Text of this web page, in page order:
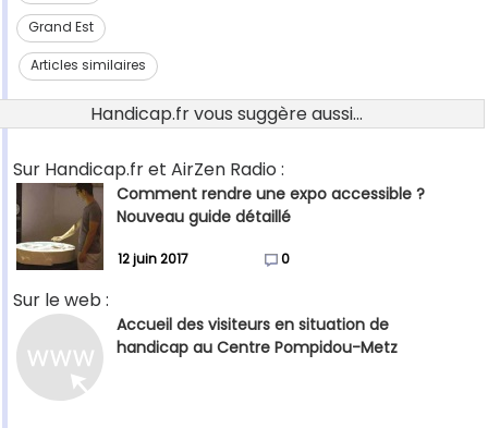
Grand Est
Articles similaires
Handicap.fr vous suggère aussi...
Sur Handicap.fr et AirZen Radio :
Comment rendre une expo accessible ?
Nouveau guide détaillé
12 juin 2017 0
Sur le web :
Accueil des visiteurs en situation de
handicap au Centre Pompidou-Metz